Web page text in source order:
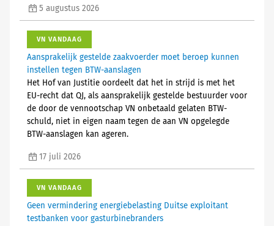
5 augustus 2026
VN VANDAAG
Aansprakelijk gestelde zaakvoerder moet beroep kunnen
instellen tegen BTW-aanslagen
Het Hof van Justitie oordeelt dat het in strijd is met het
EU-recht dat QJ, als aansprakelijk gestelde bestuurder voor
de door de vennootschap VN onbetaald gelaten BTW-
schuld, niet in eigen naam tegen de aan VN opgelegde
BTW-aanslagen kan ageren.
17 juli 2026
VN VANDAAG
Geen vermindering energiebelasting Duitse exploitant
testbanken voor gasturbinebranders